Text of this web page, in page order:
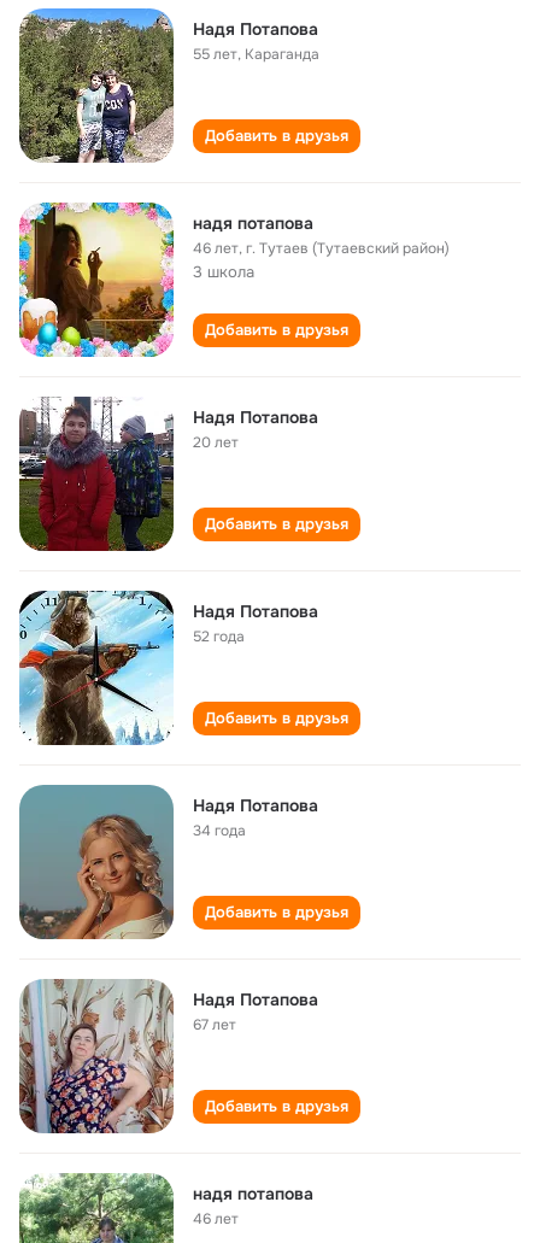
Надя Потапова
55 лет, Караганда
Добавить в друзья
надя потапова
46 лет,г. Тутаев (Тутаевский район)
3 школа
Добавить в друзья
Надя Потапова
20 лет
Добавить в друзья
Надя Потапова
52 года
Добавить в друзья
Надя Потапова
34 года
Добавить в друзья
Надя Потапова
67 лет
Добавить в друзья
надя потапова
46 лет